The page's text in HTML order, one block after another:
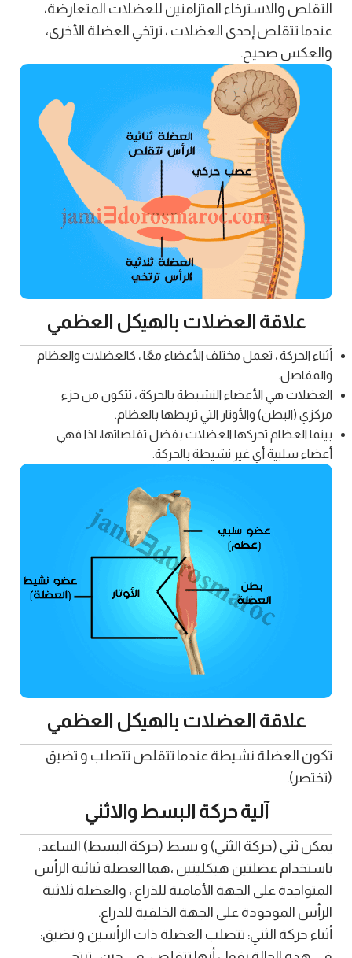
التقلص والاسترخاء المتزامنين للعضلات المتعارضة،
عندما تتقلص إحدى العضلات ، ترتخي العضلة الأخرى،
والعكس صحيح.
علاقة العضلات بالهيكل العظمي
أثناء الحركة ، تعمل مختلف الأعضاء معًا ، كالعضلات والعظام
والمفاصل.
العضلات هي الأعضاء النشيطة بالحركة ، تتكون من جزء
مركزي (البطن) والأوتار التي تربطها بالعظام.
بينما العظام تحركها العضلات بفضل تقلصاتها، لذا فهي
أعضاء سلبية أي غير نشيطة بالحركة.
علاقة العضلات بالهيكل العظمي
تكون العضلة نشيطة عندما تتقلص تتصلب و تضيق
(تختصر).
آلية حركة البسط والاثني
يمكن ثني (حركة الثني) و بسط (حركة البسط) الساعد،
باستخدام عضلتين هيكليتين ،هما العضلة ثنائية الرأس
المتواجدة على الجهة الأمامية للذراع ، والعضلة ثلاثية
الرأس الموجودة على الجهة الخلفية للذراع.
أثناء حركة الثني: تتصلب العضلة ذات الرأسين و تضيق: